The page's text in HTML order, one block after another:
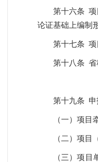
第十六条 项
论证基础上编制
第十七条 项
第十八条 省
第十九条 申
（一）项
（二）项
（三）项